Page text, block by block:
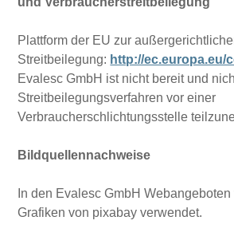
Plattform der EU zur
Streitbeilegung: http://ec.europa.eu/
Evalesc GmbH ist nicht bereit und
Streitbeilegungsverfahren vor einer
Verbraucherschlichtungsstelle
Bildquellennachweise
In den Evalesc GmbH
Grafiken von pixabay verwendet.